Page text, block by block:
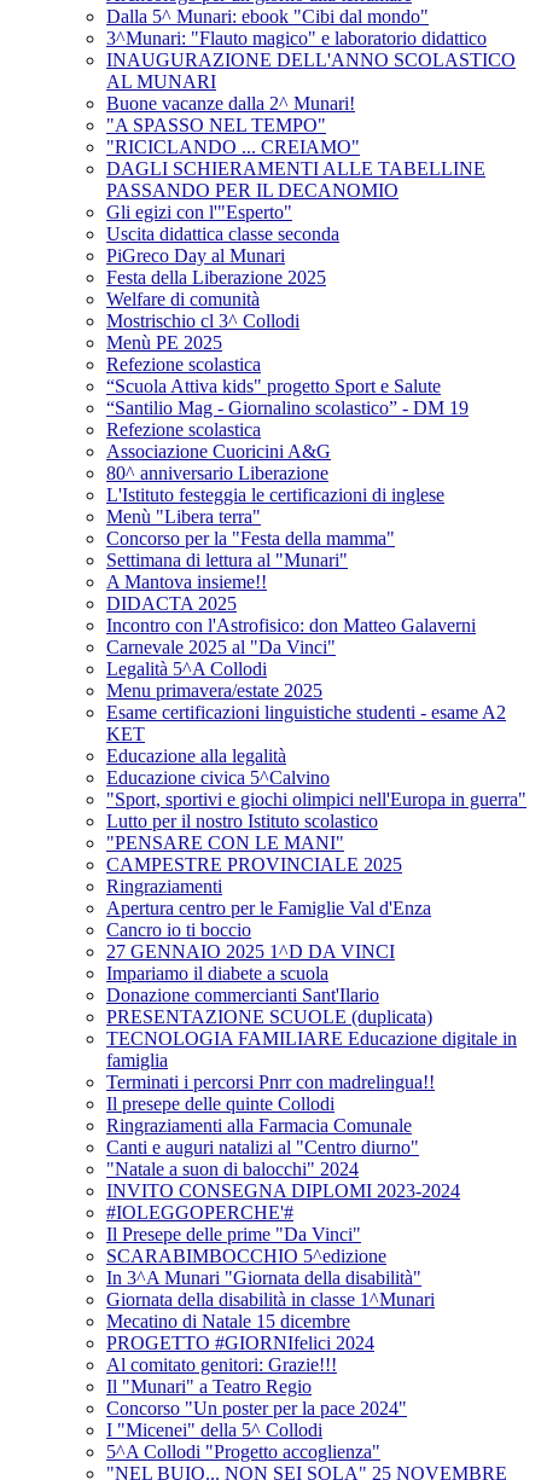
Dalla 5^ Munari: ebook "Cibi dal mondo"
3^Munari: "Flauto magico" e laboratorio didattico
INAUGURAZIONE DELL'ANNO SCOLASTICO
AL MUNARI
Buone vacanze dalla 2^ Munari!
"A SPASSO NEL TEMPO"
"RICICLANDO ... CREIAMO"
DAGLI SCHIERAMENTI ALLE TABELLINE
PASSANDO PER IL DECANOMIO
Gli egizi con l'"Esperto"
Uscita didattica classe seconda
PiGreco Day al Munari
Festa della Liberazione 2025
Welfare di comunità
Mostrischio cl 3^ Collodi
Menù PE 2025
Refezione scolastica
“Scuola Attiva kids" progetto Sport e Salute
“Santilio Mag - Giornalino scolastico” - DM 19
Refezione scolastica
Associazione Cuoricini A&G
80^ anniversario Liberazione
L'Istituto festeggia le certificazioni di inglese
Menù "Libera terra"
Concorso per la "Festa della mamma"
Settimana di lettura al "Munari"
A Mantova insieme!!
DIDACTA 2025
Incontro con l'Astrofisico: don Matteo Galaverni
Carnevale 2025 al "Da Vinci"
Legalità 5^A Collodi
Menu primavera/estate 2025
Esame certificazioni linguistiche studenti - esame A2
KET
Educazione alla legalità
Educazione civica 5^Calvino
"Sport, sportivi e giochi olimpici nell'Europa in guerra"
Lutto per il nostro Istituto scolastico
"PENSARE CON LE MANI"
CAMPESTRE PROVINCIALE 2025
Ringraziamenti
Apertura centro per le Famiglie Val d'Enza
Cancro io ti boccio
27 GENNAIO 2025 1^D DA VINCI
Impariamo il diabete a scuola
Donazione commercianti Sant'Ilario
PRESENTAZIONE SCUOLE (duplicata)
TECNOLOGIA FAMILIARE Educazione digitale in
famiglia
Terminati i percorsi Pnrr con madrelingua!!
Il presepe delle quinte Collodi
Ringraziamenti alla Farmacia Comunale
Canti e auguri natalizi al "Centro diurno"
"Natale a suon di balocchi" 2024
INVITO CONSEGNA DIPLOMI 2023-2024
#IOLEGGOPERCHE'#
Il Presepe delle prime "Da Vinci"
SCARABIMBOCCHIO 5^edizione
In 3^A Munari "Giornata della disabilità"
Giornata della disabilità in classe 1^Munari
Mecatino di Natale 15 dicembre
PROGETTO #GIORNIfelici 2024
Al comitato genitori: Grazie!!!
Il "Munari" a Teatro Regio
Concorso "Un poster per la pace 2024"
I "Micenei" della 5^ Collodi
5^A Collodi "Progetto accoglienza"
"NEL BUIO... NON SEI SOLA" 25 NOVEMBRE